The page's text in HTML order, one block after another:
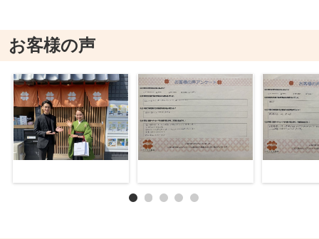
お客様の声